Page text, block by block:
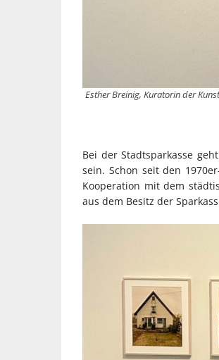
Esther Breinig, Kuratorin der
Bei der Stadtsparkasse
sein. Schon seit den
Kooperation mit dem
aus dem Besitz der